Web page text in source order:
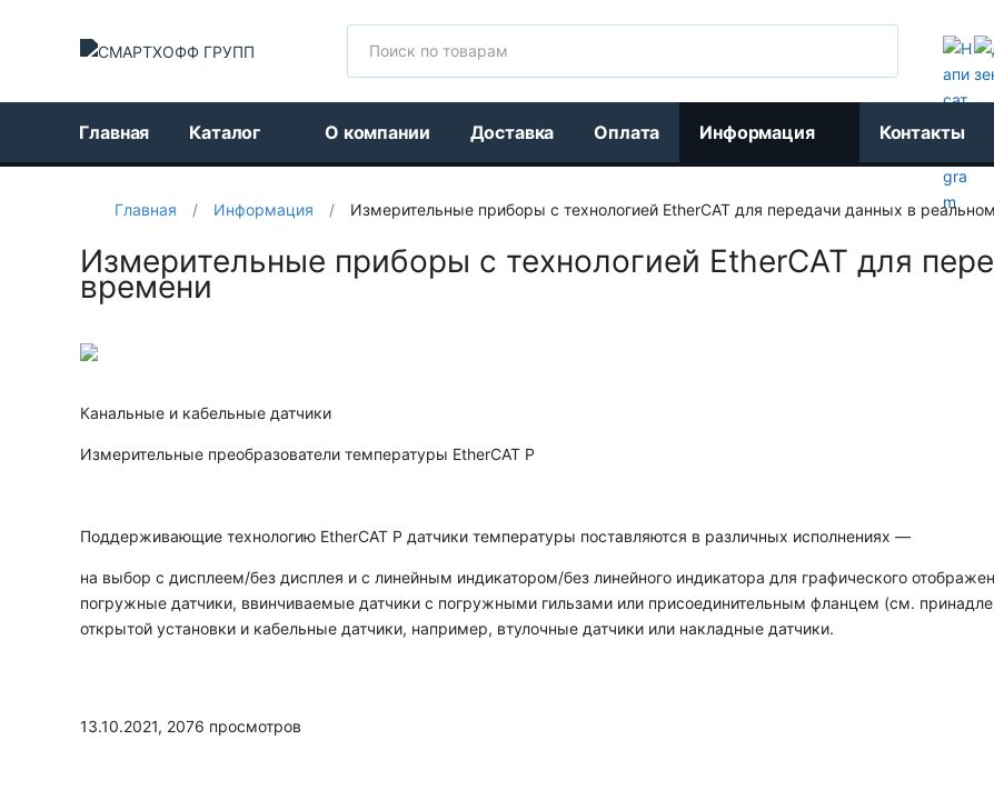
Главная Каталог О компании Доставка Оплата Информация Контакты
Главная / Информация / Измерительные приборы с технологией EtherCAT для передачи данных в
Измерительные приборы с технологией EtherCAT для
времени
Канальные и кабельные датчики
Измерительные преобразователи температуры EtherCAT P
Поддерживающие технологию EtherCAT P датчики температуры поставляются в различных исполнениях —
на выбор с дисплеем/без дисплея и с линейным индикатором/без линейного индикатора для графического
погружные датчики, ввинчиваемые датчики с погружными гильзами или присоединительным фланцем (см.
открытой установки и кабельные датчики, например, втулочные датчики или накладные датчики.
13.10.2021, 2076 просмотров